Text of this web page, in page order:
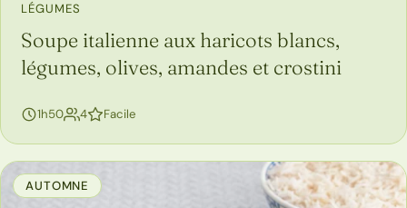
LÉGUMES
Soupe italienne aux haricots blancs,
légumes, olives, amandes et crostini
1h50 4personnes
Facile
AUTOMNE